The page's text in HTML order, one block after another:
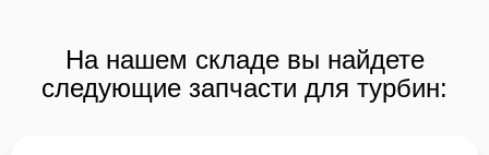
На нашем складе вы найдете
следующие запчасти для турбин: